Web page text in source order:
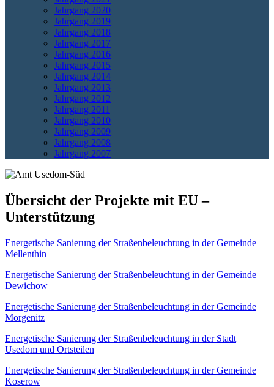
Jahrgang 2020
Jahrgang 2019
Jahrgang 2018
Jahrgang 2017
Jahrgang 2016
Jahrgang 2015
Jahrgang 2014
Jahrgang 2013
Jahrgang 2012
Jahrgang 2011
Jahrgang 2010
Jahrgang 2009
Jahrgang 2008
Jahrgang 2007
Übersicht der Projekte mit EU –
Unterstützung
Energetische Sanierung der Straßenbeleuchtung in der Gemeinde
Mellenthin
Energetische Sanierung der Straßenbeleuchtung in der Gemeinde
Dewichow
Energetische Sanierung der Straßenbeleuchtung in der Gemeinde
Morgenitz
Energetische Sanierung der Straßenbeleuchtung in der Stadt
Usedom und Ortsteilen
Energetische Sanierung der Straßenbeleuchtung in der Gemeinde
Koserow